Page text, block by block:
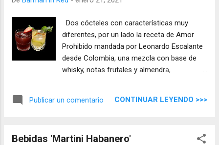
Dos cócteles con características muy
diferentes, por un lado la receta de Amor
Prohibido mandada por Leonardo Escalante
desde Colombia, una mezcla con base de
whisky, notas frutales y almendra,
Publicar un comentario CONTINUAR LEYENDO >>>
Bebidas 'Martini Habanero'